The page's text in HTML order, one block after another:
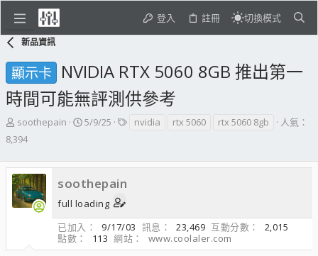
登入 註冊 切換模式
新品資訊
顯示卡 NVIDIA RTX 5060 8GB 推出第一
時間可能無評測供參考
主
題
起
人
soothepain
開
期
5/9/25
標nvidia rtx 5060 rtx 5060 8gb
人氣：
8,394
soothepain
full loading
已加入
9/17/03 訊息 23,469 互動分數
2,015
點數
113 網站
www.coolaler.com